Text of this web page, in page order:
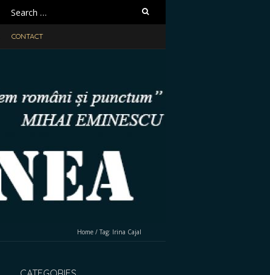
Search
for:
CONTACT
Home / Tag: Irina Cajal